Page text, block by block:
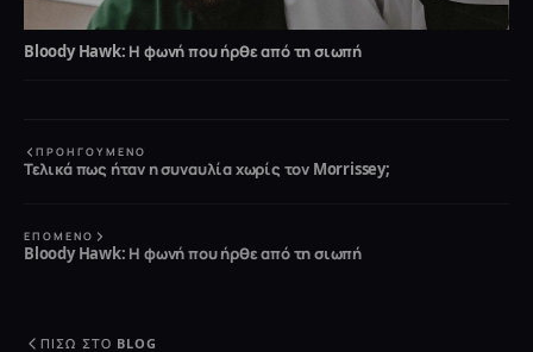
Bloody Hawk: Η φωνή που ήρθε από τη σιωπή
ΠΡΟΗΓΟΎΜΕΝΟ
Τελικά πως ήταν η συναυλία χωρίς τον Morrissey;
ΕΠΌΜΕΝΟ
Bloody Hawk: Η φωνή που ήρθε από τη σιωπή
ΠΊΣΩ ΣΤΟ BLOG